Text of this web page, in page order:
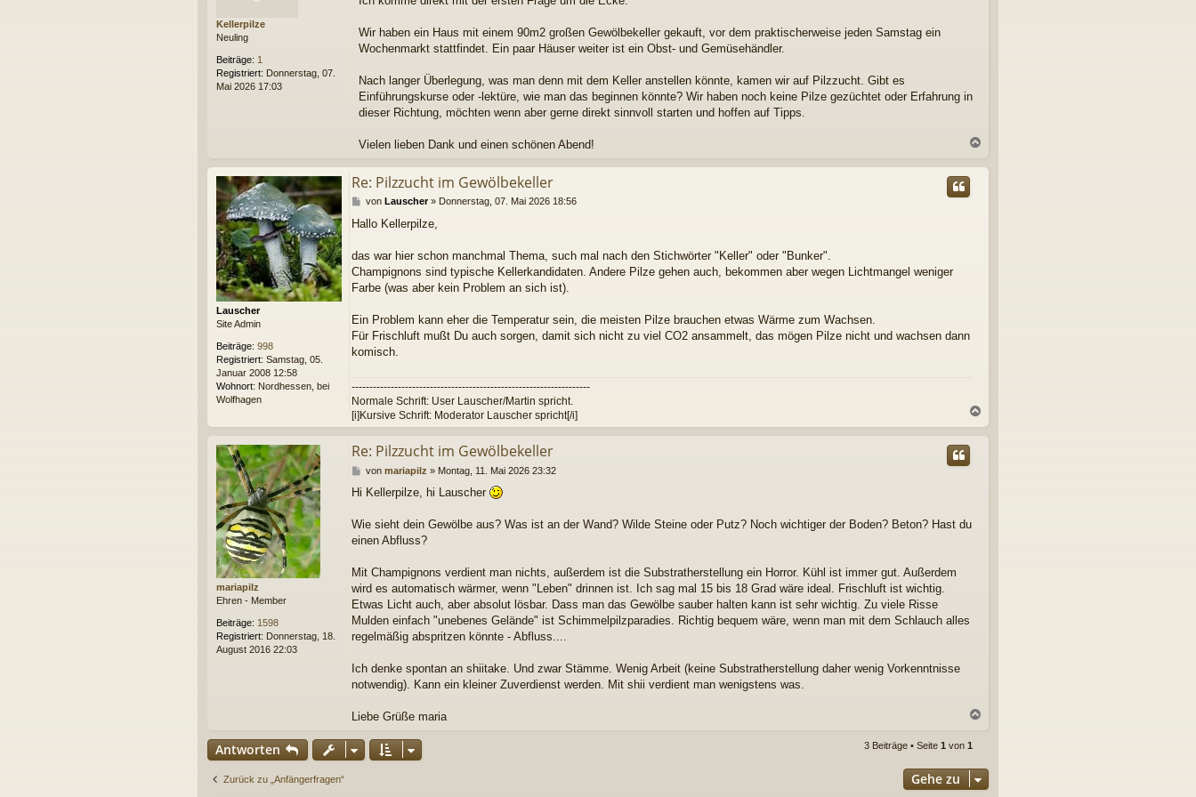
Kellerpilze
Neuling
Beiträge: 1
Registriert: Donnerstag, 07.
Mai 2026 17:03
a
Wir haben ein Haus mit einem 90m2 großen Gewölbekeller gekauft, vor dem praktischerweise jeden Samstag ein
Wochenmarkt stattfindet. Ein paar Häuser weiter ist ein Obst- und Gemüsehändler.
Nach langer Überlegung, was man denn mit dem Keller anstellen könnte, kamen wir auf Pilzzucht. Gibt es
Einführungskurse oder -lektüre, wie man das beginnen könnte? Wir haben noch keine Pilze gezüchtet oder Erfahrung in
dieser Richtung, möchten wenn aber gerne direkt sinnvoll starten und hoffen auf Tipps.
Vielen lieben Dank und einen schönen Abend!
c
Lauscher
Site Admin
Beiträge: 998
Registriert: Samstag, 05.
Januar 2008 12:58
Wohnort: Nordhessen, bei
Wolfhagen
Re: Pilzzucht im Gewölbekeller
B
i
r
von Lauscher» Donnerstag, 07. Mai 2026 18:56
Hallo Kellerpilze,
das war hier schon manchmal Thema, such mal nach den Stichwörter "Keller" oder "Bunker".
Champignons sind typische Kellerkandidaten. Andere Pilze gehen auch, bekommen aber wegen Lichtmangel weniger
Farbe (was aber kein Problem an sich ist).
Ein Problem kann eher die Temperatur sein, die meisten Pilze brauchen etwas Wärme zum Wachsen.
Für Frischluft mußt Du auch sorgen, damit sich nicht zu viel CO2 ansammelt, das mögen Pilze nicht und wachsen dann
komisch.
-------------------------------------------------------------------
Normale Schrift: User Lauscher/Martin spricht.
[i]Kursive Schrift: Moderator Lauscher spricht[/i]
a
c
mariapilz
Ehren - Member
Beiträge: 1598
Registriert: Donnerstag, 18.
August 2016 22:03
Re: Pilzzucht im Gewölbekeller
B
r
a
von mariapilz » Montag, 11. Mai 2026 23:32
Hi Kellerpilze, hi Lauscher
Wie sieht dein Gewölbe aus? Was ist an der Wand? Wilde Steine oder Putz? Noch wichtiger der Boden? Beton? Hast du
einen Abfluss?
Mit Champignons verdient man nichts, außerdem ist die Substratherstellung ein Horror. Kühl ist immer gut. Außerdem
wird es automatisch wärmer, wenn "Leben" drinnen ist. Ich sag mal 15 bis 18 Grad wäre ideal. Frischluft ist wichtig.
Etwas Licht auch, aber absolut lösbar. Dass man das Gewölbe sauber halten kann ist sehr wichtig. Zu viele Risse
Mulden einfach "unebenes Gelände" ist Schimmelpilzparadies. Richtig bequem wäre, wenn man mit dem Schlauch alles
regelmäßig abspritzen könnte - Abfluss....
Ich denke spontan an shiitake. Und zwar Stämme. Wenig Arbeit (keine Substratherstellung daher wenig Vorkenntnisse
notwendig). Kann ein kleiner Zuverdienst werden. Mit shii verdient man wenigstens was.
Liebe Grüße maria
o
b
Antworten 3 Beiträge • Seite 1 von 1
Zurück zu „Anfängerfragen“ Gehe zu